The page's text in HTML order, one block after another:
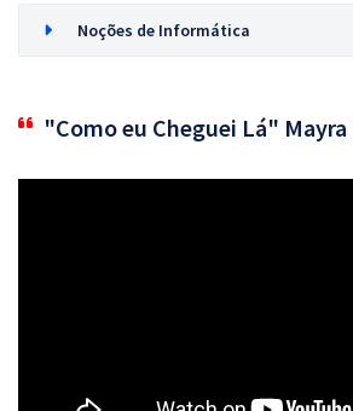
Noções de Informática
"Como eu Cheguei Lá" Mayra